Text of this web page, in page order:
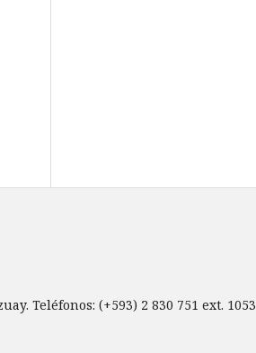
Teléfonos: (+593) 2 830 751 ext. 1053